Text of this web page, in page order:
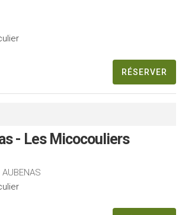
RÉSERVER
- Les Micocouliers